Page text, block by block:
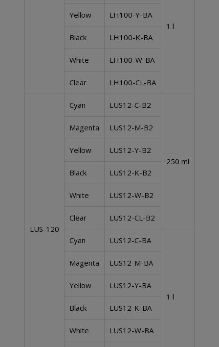
1 l
Yellow LH100-Y-BA
Black LH100-K-BA
White LH100-W-BA
Clear LH100-CL-BA
LUS-120
Cyan LUS12-C-B2
250 ml
Magenta LUS12-M-B2
Yellow LUS12-Y-B2
Black LUS12-K-B2
White LUS12-W-B2
Clear LUS12-CL-B2
Cyan LUS12-C-BA
1 l
Magenta LUS12-M-BA
Yellow LUS12-Y-BA
Black LUS12-K-BA
White LUS12-W-BA